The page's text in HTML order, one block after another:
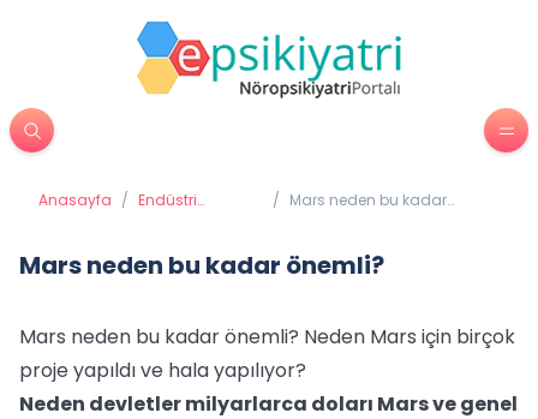
Anasayfa / Endüstri
/ Mars neden bu kadar
Mars neden bu kadar önemli?
Mars neden bu kadar önemli? Neden Mars için birçok
proje yapıldı ve hala yapılıyor?
Neden devletler milyarlarca doları Mars ve genel